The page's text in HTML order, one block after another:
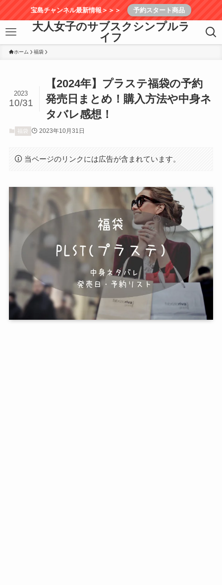
宝島チャンネル最新情報＞＞＞ 予約スタート商品
大人女子のサブスクシンプルラ
イフ
ホーム 福袋
【2024年】プラステ福袋の予約
発売日まとめ！購入方法や中身ネ
タバレ感想！
2023
10/31
福袋 2023年10月31日
当ページのリンクには広告が含まれています。